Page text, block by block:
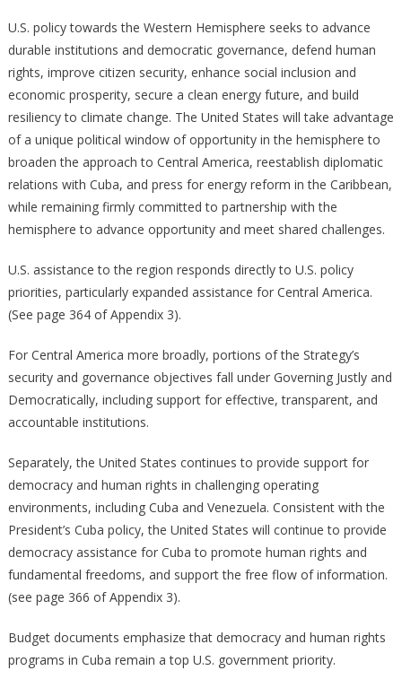
U.S. policy towards the Western Hemisphere seeks to advance
durable institutions and democratic governance, defend human
rights, improve citizen security, enhance social inclusion and
economic prosperity, secure a clean energy future, and build
resiliency to climate change. The United States will take advantage
of a unique political window of opportunity in the hemisphere to
broaden the approach to Central America, reestablish diplomatic
relations with Cuba, and press for energy reform in the Caribbean,
while remaining firmly committed to partnership with the
hemisphere to advance opportunity and meet shared challenges.
U.S. assistance to the region responds directly to U.S. policy
priorities, particularly expanded assistance for Central America.
(See page 364 of Appendix 3).
For Central America more broadly, portions of the Strategy’s
security and governance objectives fall under Governing Justly and
Democratically, including support for effective, transparent, and
accountable institutions.
Separately, the United States continues to provide support for
democracy and human rights in challenging operating
environments, including Cuba and Venezuela. Consistent with the
President’s Cuba policy, the United States will continue to provide
democracy assistance for Cuba to promote human rights and
fundamental freedoms, and support the free flow of information.
(see page 366 of Appendix 3).
Budget documents emphasize that democracy and human rights
programs in Cuba remain a top U.S. government priority.